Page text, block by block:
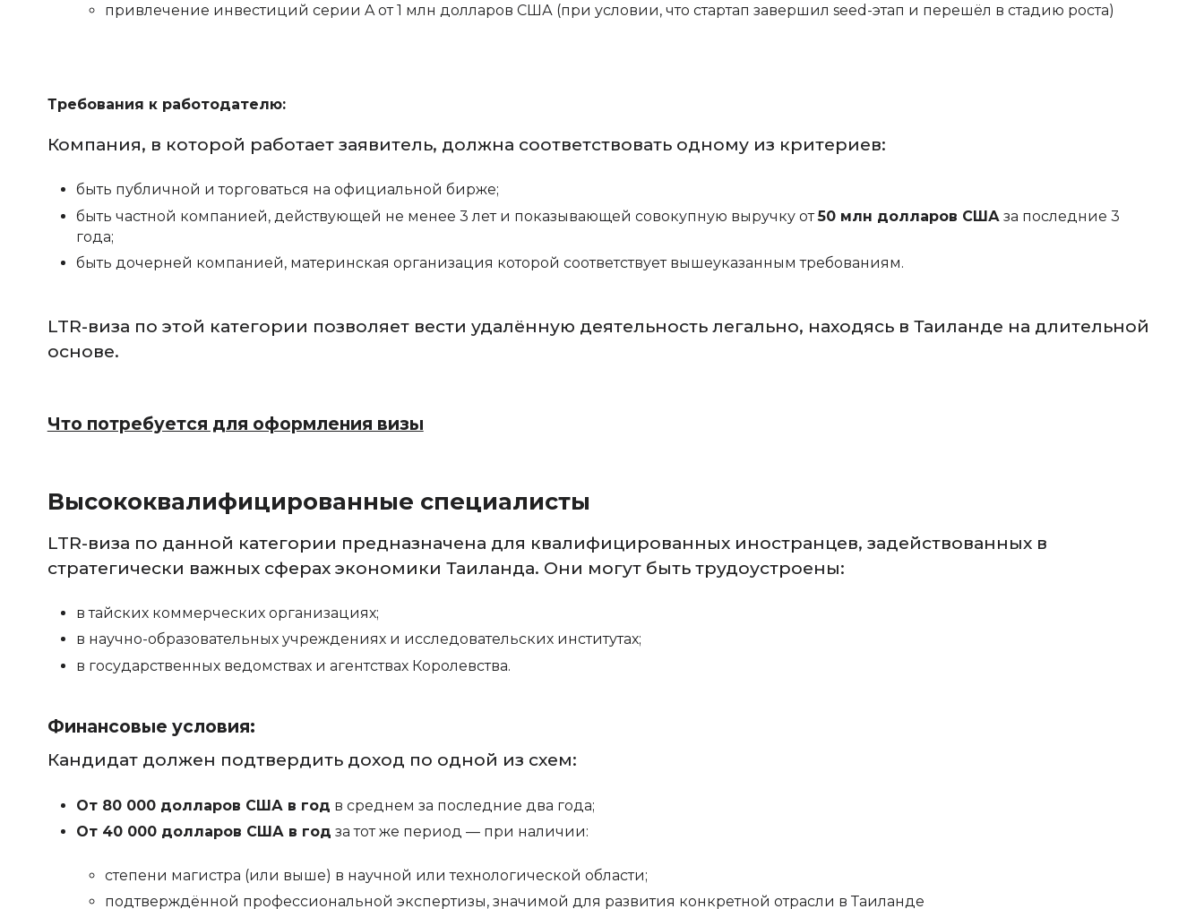
привлечение инвестиций серии A от 1 млн долларов США (при условии, что стартап завершил seed-этап и перешёл в стадию роста)
Требования к работодателю:
Компания, в которой работает заявитель, должна соответствовать одному из критериев:
быть публичной и торговаться на официальной бирже;
быть частной компанией, действующей не менее 3 лет и показывающей совокупную выручку от50 млн долларов США за последние 3
года;
быть дочерней компанией, материнская организация которой соответствует вышеуказанным требованиям.
LTR-виза по этой категории позволяет вести удалённую деятельность легально, находясь в Таиланде на длительной
основе.
Что потребуется для оформления визы
Высококвалифицированные специалисты
LTR-виза по данной категории предназначена для квалифицированных иностранцев, задействованных в
стратегически важных сферах экономики Таиланда. Они могут быть трудоустроены:
в тайских коммерческих организациях;
в научно-образовательных учреждениях и исследовательских институтах;
в государственных ведомствах и агентствах Королевства.
Финансовые условия:
Кандидат должен подтвердить доход по одной из схем:
От 80 000 долларов США в год в среднем за последние два года;
От 40 000 долларов США в год за тот же период — при наличии:
степени магистра (или выше) в научной или технологической области;
подтверждённой профессиональной экспертизы, значимой для развития конкретной отрасли в Таиланде